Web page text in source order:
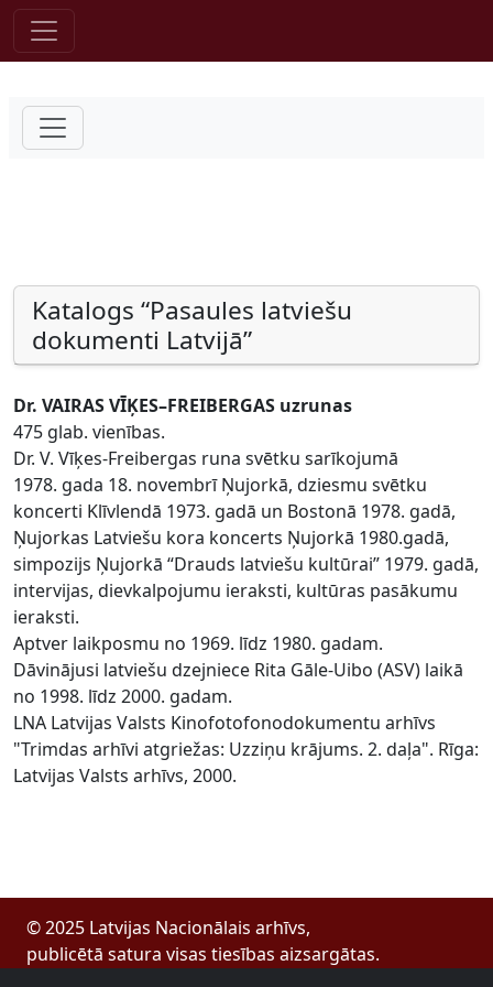
Pāriet uz saturu
Katalogs “Pasaules latviešu
dokumenti Latvijā”
Dr. VAIRAS VĪĶES–FREIBERGAS uzrunas
475 glab. vienības.
Dr. V. Vīķes-Freibergas runa svētku sarīkojumā
1978. gada 18. novembrī Ņujorkā, dziesmu svētku
koncerti Klīvlendā 1973. gadā un Bostonā 1978. gadā,
Ņujorkas Latviešu kora koncerts Ņujorkā 1980.gadā,
simpozijs Ņujorkā “Drauds latviešu kultūrai” 1979. gadā,
intervijas, dievkalpojumu ieraksti, kultūras pasākumu
ieraksti.
Aptver laikposmu no 1969. līdz 1980. gadam.
Dāvinājusi latviešu dzejniece Rita Gāle-Uibo (ASV) laikā
no 1998. līdz 2000. gadam.
LNA Latvijas Valsts Kinofotofonodokumentu arhīvs
"Trimdas arhīvi atgriežas: Uzziņu krājums. 2. daļa". Rīga:
Latvijas Valsts arhīvs, 2000.
© 2025 Latvijas Nacionālais arhīvs,
publicētā satura visas tiesības aizsargātas.